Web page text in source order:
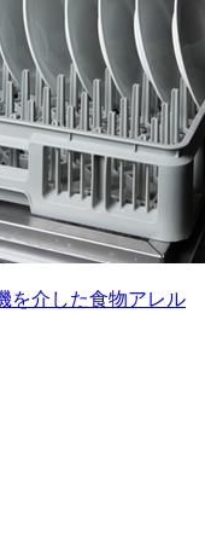
を介した食物アレル